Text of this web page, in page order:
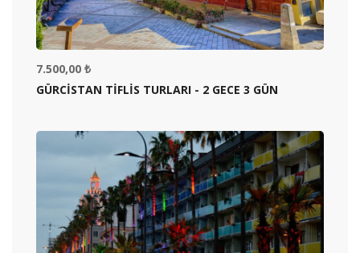
7.500,00 ₺
GÜRCISTAN TIFLIS TURLARI - 2 GECE 3 GÜN